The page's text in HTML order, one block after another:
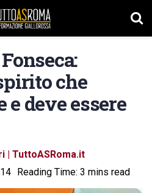
che
deve essere
| TuttoASRoma.it
Reading Time: 3 mins read